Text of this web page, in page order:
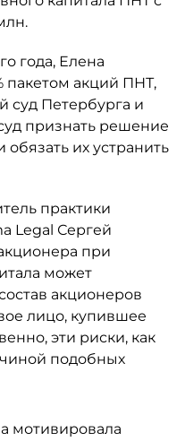
года, Елена
пакетом акций ПНТ,
суд Петербурга и
признать решение
их устранить
практики
Legal Сергей
при
может
акционеров
лицо, купившее
эти риски, как
подобных
мотивировала